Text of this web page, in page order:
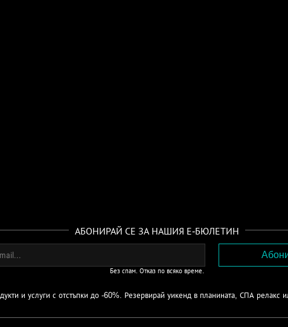
АБОНИРАЙ СЕ ЗА НАШИЯ Е-БЮЛЕТИН
Без спам. Отказ по всяко време.
и услуги с отстъпки до -60%. Резервирай уикенд в планината, СПА релакс